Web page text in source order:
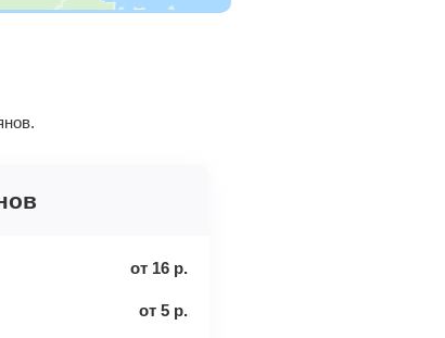
от 16 р.
от 5 р.